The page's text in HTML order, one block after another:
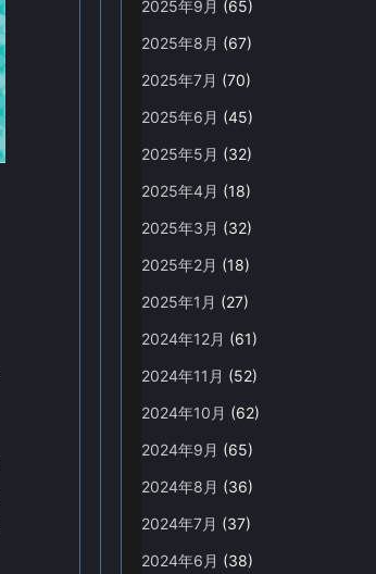
2025年9月 (65)
2025年8月 (67)
2025年7月 (70)
2025年6月 (45)
2025年5月 (32)
2025年4月 (18)
2025年3月 (32)
2025年2月 (18)
2025年1月 (27)
2024年12月 (61)
2024年11月 (52)
2024年10月 (62)
2024年9月 (65)
2024年8月 (36)
2024年7月 (37)
2024年6月 (38)